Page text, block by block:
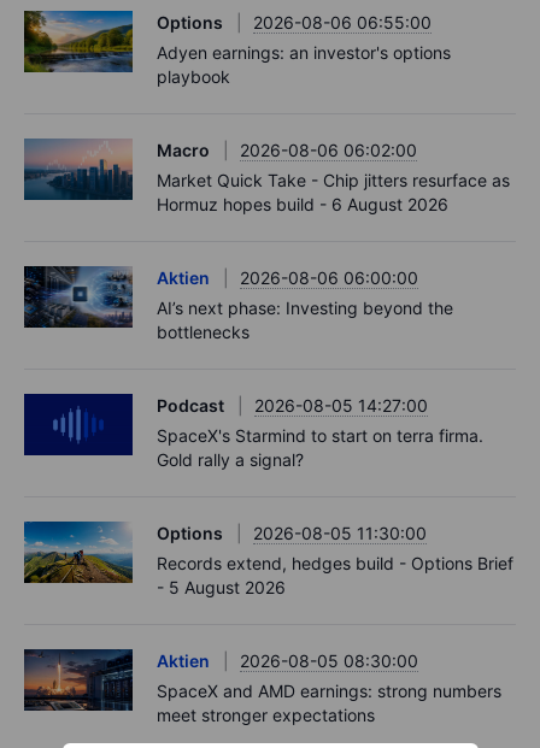
Options
2026-08-06 06:55:00
Adyen earnings: an investor's options
playbook
Macro
2026-08-06 06:02:00
Market Quick Take - Chip jitters resurface as
Hormuz hopes build - 6 August 2026
Aktien
2026-08-06 06:00:00
AI’s next phase: Investing beyond the
bottlenecks
Podcast
2026-08-05 14:27:00
SpaceX's Starmind to start on terra firma.
Gold rally a signal?
Options
2026-08-05 11:30:00
Records extend, hedges build - Options Brief
- 5 August 2026
Aktien
2026-08-05 08:30:00
SpaceX and AMD earnings: strong numbers
meet stronger expectations